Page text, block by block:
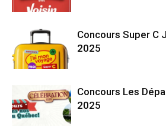
Concours Super C
2025
Concours Les
2025